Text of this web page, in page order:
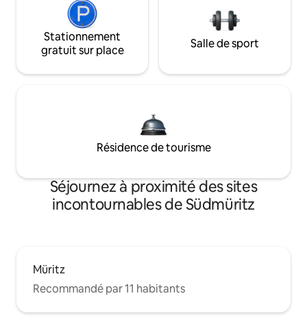
Stationnement
gratuit sur place
Salle de sport
Résidence de tourisme
Séjournez à proximité des sites
incontournables de Südmüritz
Müritz
Recommandé par 11 habitants